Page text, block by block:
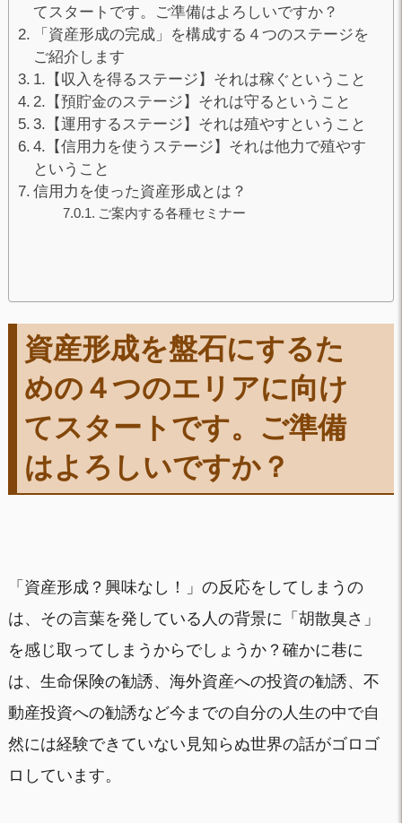
てスタートです。ご準備はよろしいですか？
「資産形成の完成」を構成する４つのステージを
ご紹介します
1.【収入を得るステージ】それは稼ぐということ
2.【預貯金のステージ】それは守るということ
3.【運用するステージ】それは殖やすということ
4.【信用力を使うステージ】それは他力で殖やす
ということ
信用力を使った資産形成とは？
ご案内する各種セミナー
資産形成を盤石にするた
めの４つのエリアに向け
てスタートです。ご準備
はよろしいですか？
「資産形成？興味なし！」の反応をしてしまうの
は、その言葉を発している人の背景に「胡散臭さ」
を感じ取ってしまうからでしょうか？確かに巷に
は、生命保険の勧誘、海外資産への投資の勧誘、不
動産投資への勧誘など今までの自分の人生の中で自
然には経験できていない見知らぬ世界の話がゴロゴ
ロしています。